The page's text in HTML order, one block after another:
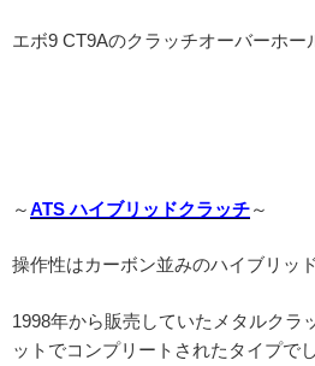
エボ9 CT9Aのクラッチオーバーホー
～ATS ハイブリッドクラッチ～
操作性はカーボン並みのハイブリッ
1998年から販売していたメタルクラ
ットでコンプリートされたタイプで